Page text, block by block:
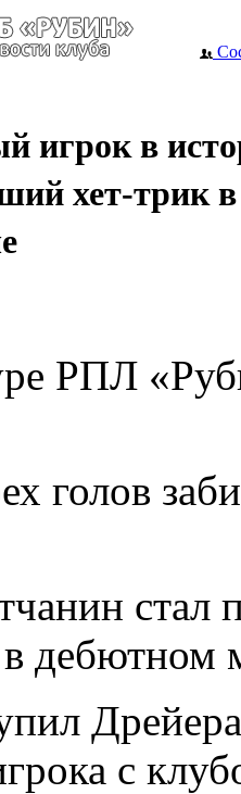
игрок в
хет-трик в
РПЛ
голов
дебютном
с